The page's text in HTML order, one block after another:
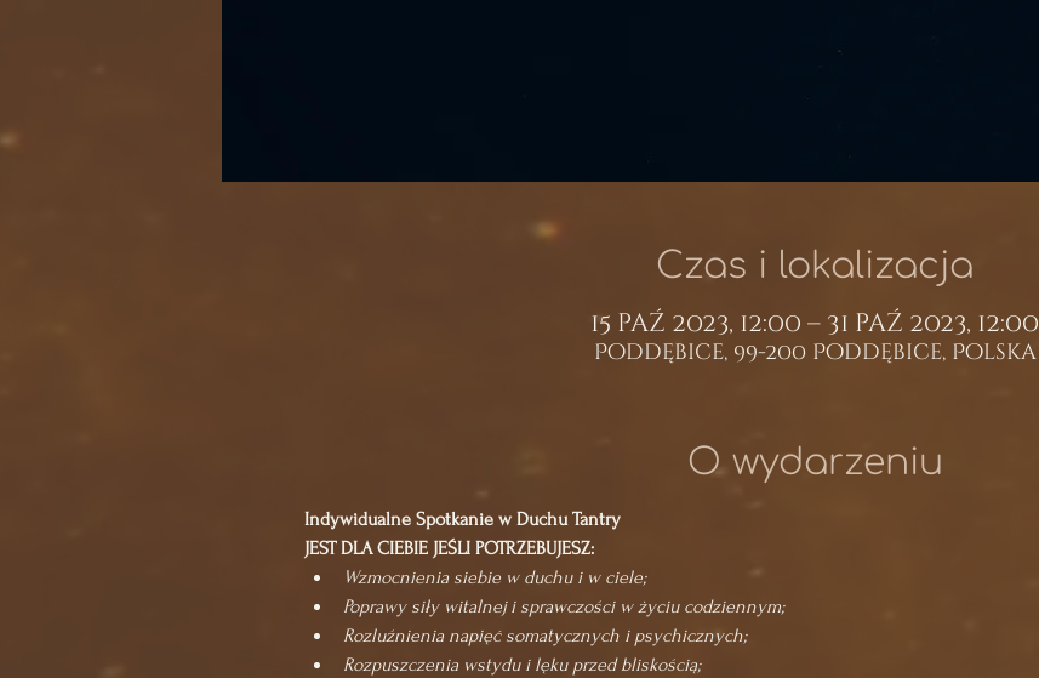
Czas i lokalizacja
15 paź 2023, 12:00 – 31 paź 2023, 12:00
Poddębice, 99-200 Poddębice, Polska
O wydarzeniu
Indywidualne Spotkanie w Duchu Tantry
JEST DLA CIEBIE JEŚLI POTRZEBUJESZ:
Wzmocnienia siebie w duchu i w ciele;
Poprawy siły witalnej i sprawczości w życiu codziennym;
Rozluźnienia napięć somatycznych i psychicznych;
Rozpuszczenia wstydu i lęku przed bliskością;